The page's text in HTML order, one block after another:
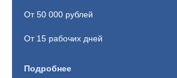
От 50 000 рублей
От 15 рабочих дней
Подробнее